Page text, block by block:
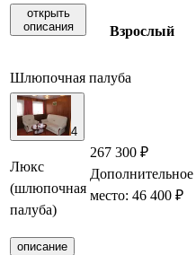
открыть
описания
Взрослый
Шлюпочная палуба
4
Люкс
(шлюпочная
палуба)
описание
267 300 ₽
Дополнительное
место: 46 400 ₽